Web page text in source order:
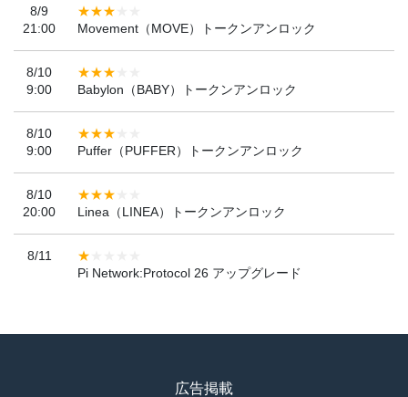
8/9
21:00
Movement（MOVE）トークンアンロック
8/10
9:00
Babylon（BABY）トークンアンロック
8/10
9:00
Puffer（PUFFER）トークンアンロック
8/10
20:00
Linea（LINEA）トークンアンロック
8/11
Pi Network:Protocol 26 アップグレード
広告掲載